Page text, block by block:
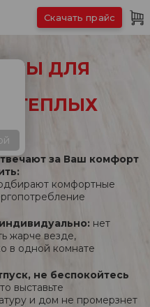
ДЛЯ
ТЕПЛЫХ
за Ваш комфорт
комфортные
нет
жарче везде,
в одной комнате
не беспокойтесь
выставьте
и дом не промерзнет
Скачать прайс